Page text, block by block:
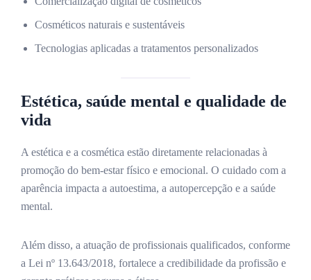
Cosméticos naturais e sustentáveis
Tecnologias aplicadas a tratamentos personalizados
Estética, saúde mental e qualidade de
vida
A estética e a cosmética estão diretamente relacionadas à
promoção do bem-estar físico e emocional. O cuidado com a
aparência impacta a autoestima, a autopercepção e a saúde
mental.
Além disso, a atuação de profissionais qualificados, conforme
a Lei nº 13.643/2018, fortalece a credibilidade da profissão e